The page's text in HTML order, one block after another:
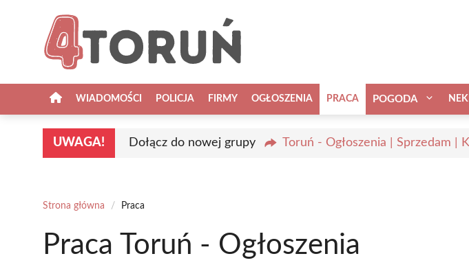
WIADOMOŚCI POLICJA FIRMY OGŁOSZENIA PRACA POGODA
UWAGA! Dołącz do nowej grupy Toruń - Ogłoszenia | Sprzedam |
Strona główna / Praca
Praca Toruń - Ogłoszenia